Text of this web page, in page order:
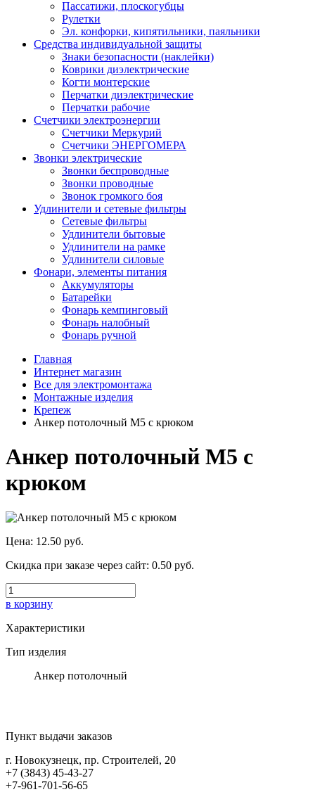
Пассатижи, плоскогубцы
Рулетки
Эл. конфорки, кипятильники, паяльники
Средства индивидуальной защиты
Знаки безопасности (наклейки)
Коврики диэлектрические
Когти монтерские
Перчатки диэлектрические
Перчатки рабочие
Счетчики электроэнергии
Счетчики Меркурий
Счетчики ЭНЕРГОМЕРА
Звонки электрические
Звонки беспроводные
Звонки проводные
Звонок громкого боя
Удлинители и сетевые фильтры
Сетевые фильтры
Удлинители бытовые
Удлинители на рамке
Удлинители силовые
Фонари, элементы питания
Аккумуляторы
Батарейки
Фонарь кемпинговый
Фонарь налобный
Фонарь ручной
Главная
Интернет магазин
Все для электромонтажа
Монтажные изделия
Крепеж
Анкер потолочный М5 с крюком
Анкер потолочный М5 с
крюком
Цена: 12.50 руб.
Скидка при заказе через сайт: 0.50 руб.
в корзину
Характеристики
Тип изделия
Анкер потолочный
Пункт выдачи заказов
г. Новокузнецк, пр. Строителей, 20
+7 (3843) 45-43-27
+7-961-701-56-65